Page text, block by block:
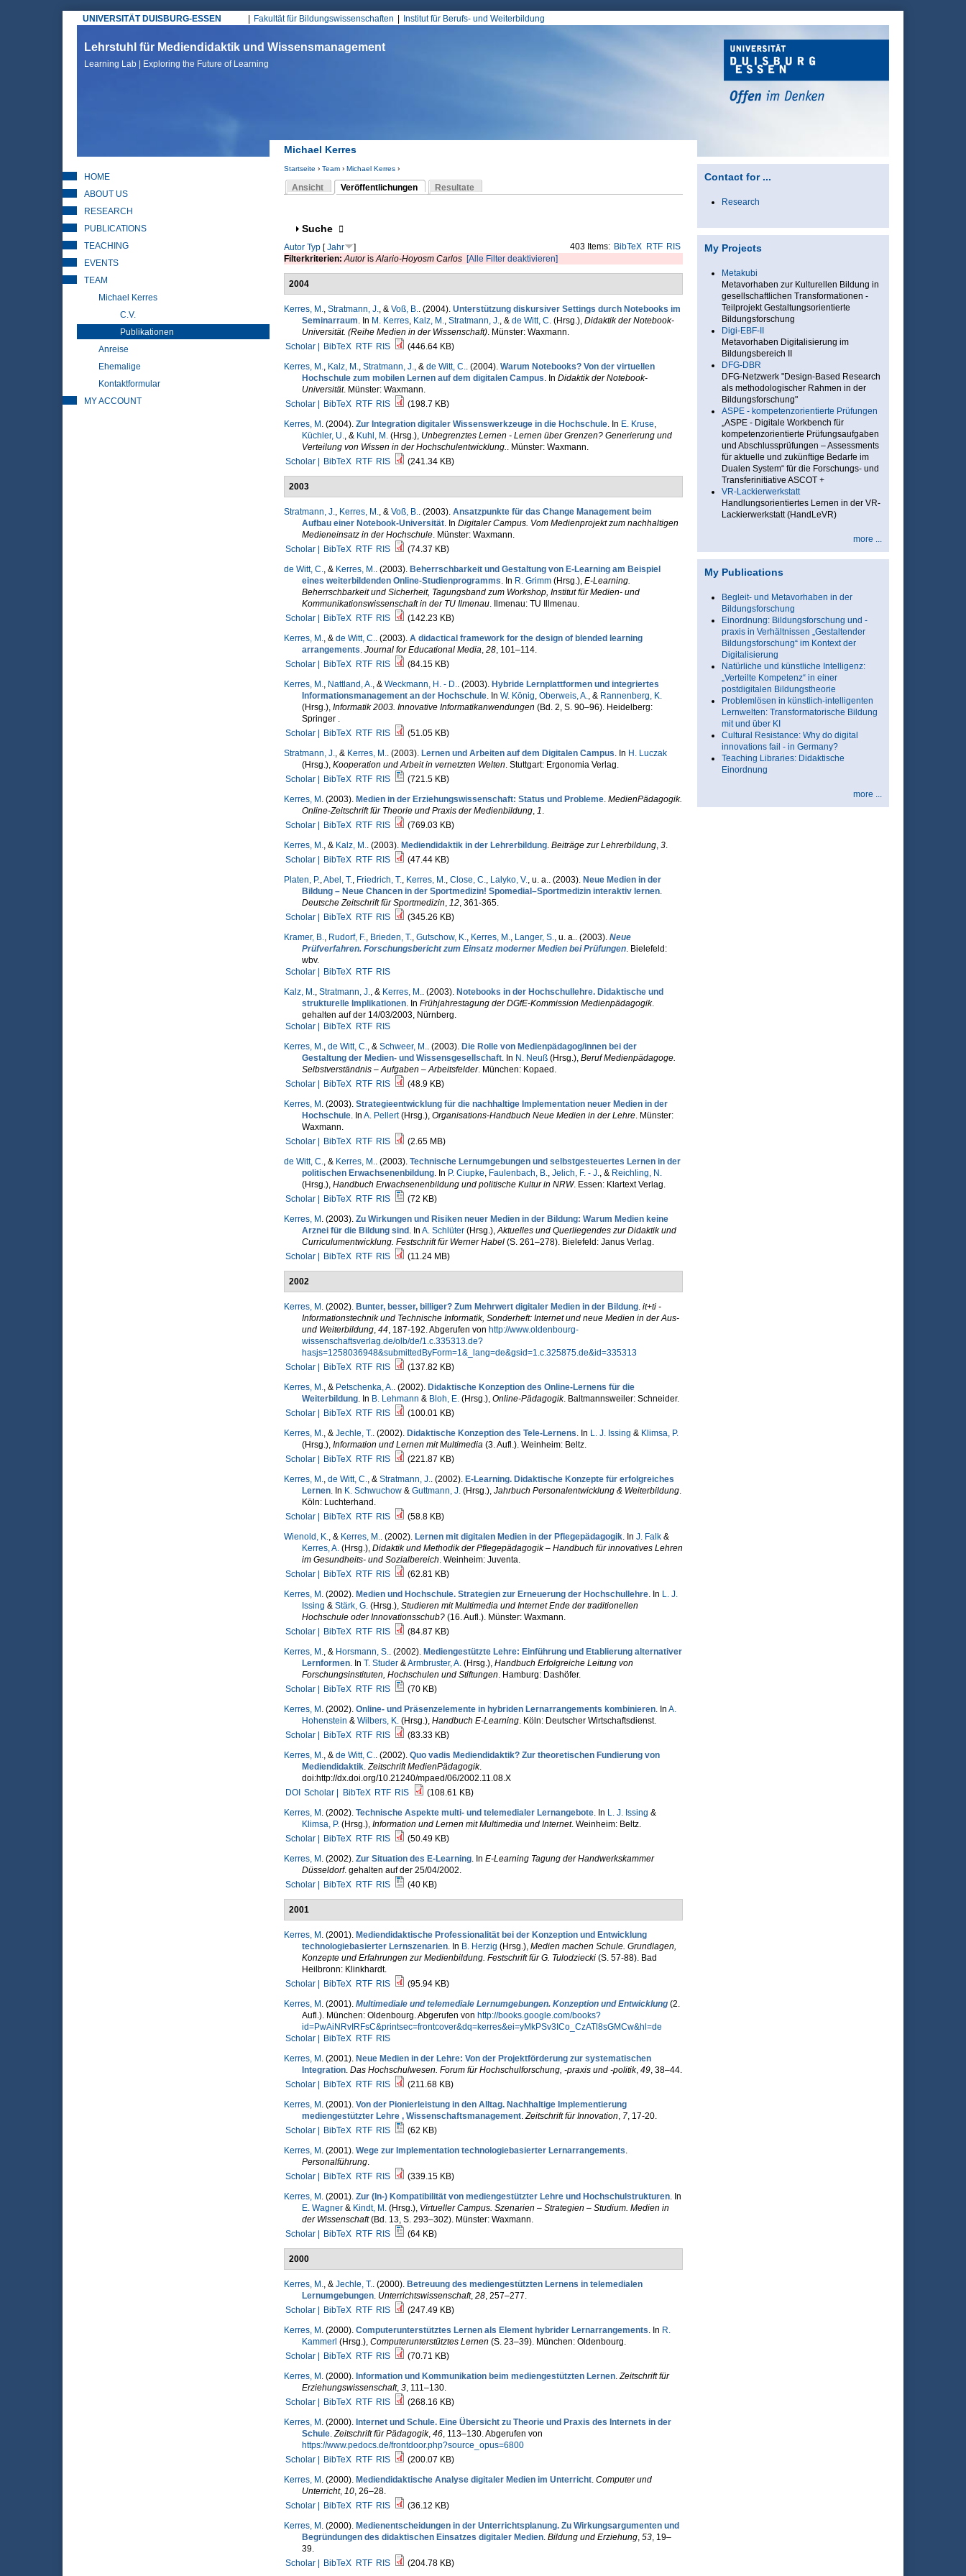
UNIVERSITÄT DUISBURG-ESSEN
Hauptmenü
Fakultät für Bildungswissenschaften Institut für Berufs- und Weiterbildung
Lehrstuhl für Mediendidaktik und Wissensmanagement
Learning Lab | Exploring the Future of Learning
Michael Kerres
Sie sind hier
Startseite › Team› Michael Kerres›
Ansicht
Veröffentlichungen
(aktiver Reiter)
Resultate
Anzeigen
Suche
403 Items: BibTeX RTF RIS
Autor Typ[Jahr
]
Filterkriterien:AutorisAlario-Hoyosm Carlos [Alle Filter deaktivieren]
2004
Kerres, M., Stratmann, J., & Voß, B.. (2004). Unterstützung diskursiver Settings durch Notebooks im
Seminarraum. In M. Kerres, Kalz, M., Stratmann, J., & de Witt, C.(Hrsg.), Didaktik der Notebook-
Universität. (Reihe Medien in der Wissenschaft). Münster: Waxmann.
Scholar |
BibTeX RTF RIS
(446.64 KB)
Kerres, M., Kalz, M., Stratmann, J., & de Witt, C.. (2004). Warum Notebooks? Von der virtuellen
Hochschule zum mobilen Lernen auf dem digitalen Campus. In Didaktik der Notebook-
Universität. Münster: Waxmann.
Scholar |
BibTeX RTF RIS
(198.7 KB)
Kerres, M . (2004). Zur Integration digitaler Wissenswerkzeuge in die Hochschule. In E. Kruse,
Küchler, U., & Kuhl, M.(Hrsg.), Unbegrenztes Lernen - Lernen über Grenzen? Generierung und
Verteilung von Wissen in der Hochschulentwicklung.. Münster: Waxmann.
Scholar |
BibTeX RTF RIS (241.34 KB)
2003
Stratmann, J., Kerres, M., & Voß, B.. (2003). Ansatzpunkte für das Change Management beim
Aufbau einer Notebook-Universität. In Digitaler Campus. Vom Medienprojekt zum nachhaltigen
Medieneinsatz in der Hochschule. Münster: Waxmann.
Scholar |
BibTeX RTF RIS
(74.37 KB)
de Witt, C., & Kerres, M.. (2003). Beherrschbarkeit und Gestaltung von E-Learning am Beispiel
eines weiterbildenden Online-Studienprogramms. In R. Grimm(Hrsg.), E-Learning.
Beherrschbarkeit und Sicherheit, Tagungsband zum Workshop, Institut für Medien- und
Kommunikationswissenschaft in der TU Ilmenau. Ilmenau: TU Illmenau.
Scholar |
BibTeX RTF RIS
(142.23 KB)
Kerres, M., & de Witt, C.. (2003). A didactical framework for the design of blended learning
arrangements. Journal for Educational Media, 28, 101–114.
Scholar |
BibTeX RTF RIS
(84.15 KB)
Kerres, M., Nattland, A., & Weckmann, H. - D.. (2003). Hybride Lernplattformen und integriertes
Informationsmanagement an der Hochschule. In W. König, Oberweis, A., & Rannenberg, K.
(Hrsg.), Informatik 2003. Innovative Informatikanwendungen (Bd. 2, S. 90–96). Heidelberg:
Springer .
Scholar |
BibTeX RTF RIS
(51.05 KB)
Stratmann, J., & Kerres, M.. (2003). Lernen und Arbeiten auf dem Digitalen Campus. In H. Luczak
(Hrsg.), Kooperation und Arbeit in vernetzten Welten. Stuttgart: Ergonomia Verlag.
Scholar |
BibTeX RTF RIS
(721.5 KB)
Kerres, M . (2003). Medien in der Erziehungswissenschaft: Status und Probleme. MedienPädagogik.
Online-Zeitschrift für Theorie und Praxis der Medienbildung, 1.
Scholar |
BibTeX RTF RIS
(769.03 KB)
Kerres, M., & Kalz, M.. (2003). Mediendidaktik in der Lehrerbildung. Beiträge zur Lehrerbildung, 3.
Scholar |
BibTeX RTF RIS
(47.44 KB)
Platen, P.,Abel, T., Friedrich, T., Kerres, M., Close, C., Lalyko, V., u. a.. (2003). Neue Medien in der
Bildung – Neue Chancen in der Sportmedizin! Spomedial–Sportmedizin interaktiv lernen.
Deutsche Zeitschrift für Sportmedizin, 12, 361-365.
Scholar |
BibTeX RTF RIS
(345.26 KB)
Kramer, B., Rudorf, F., Brieden, T., Gutschow, K., Kerres, M., Langer, S., u. a.. (2003). Neue
Prüfverfahren. Forschungsbericht zum Einsatz moderner Medien bei Prüfungen. Bielefeld:
wbv.
Scholar |
BibTeX RTF RIS
Kalz, M., Stratmann, J., & Kerres, M.. (2003). Notebooks in der Hochschullehre. Didaktische und
strukturelle Implikationen. In Frühjahrestagung der DGfE-Kommission Medienpädagogik.
gehalten auf der 14/03/2003, Nürnberg.
Scholar |
BibTeX RTF RIS
Kerres, M., de Witt, C., & Schweer, M.. (2003). Die Rolle von Medienpädagog/innen bei der
Gestaltung der Medien- und Wissensgesellschaft. In N. Neuß(Hrsg.), Beruf Medienpädagoge.
Selbstverständnis – Aufgaben – Arbeitsfelder. München: Kopaed.
Scholar |
BibTeX RTF RIS
(48.9 KB)
Kerres, M . (2003). Strategieentwicklung für die nachhaltige Implementation neuer Medien in der
Hochschule. In A. Pellert(Hrsg.), Organisations-Handbuch Neue Medien in der Lehre. Münster:
Waxmann.
Scholar |
BibTeX RTF RIS
(2.65 MB)
de Witt, C., & Kerres, M.. (2003). Technische Lernumgebungen und selbstgesteuertes Lernen in der
politischen Erwachsenenbildung. In P. Ciupke, Faulenbach, B., Jelich, F. - J., & Reichling, N.
(Hrsg.), Handbuch Erwachsenenbildung und politische Kultur in NRW. Essen: Klartext Verlag.
Scholar |
BibTeX RTF RIS
(72 KB)
Kerres, M . (2003). Zu Wirkungen und Risiken neuer Medien in der Bildung: Warum Medien keine
Arznei für die Bildung sind . In A. Schlüter(Hrsg.),Aktuelles und Querliegendes zur Didaktik und
Curriculumentwicklung. Festschrift für Werner Habel(S. 261–278). Bielefeld: Janus Verlag.
Scholar |
BibTeX RTF RIS (11.24 MB)
2002
Kerres, M . (2002). Bunter, besser, billiger? Zum Mehrwert digitaler Medien in der Bildung. it+ti -
Informationstechnik und Technische Informatik, Sonderheft: Internet und neue Medien in der Aus-
und Weiterbildung, 44, 187-192. Abgerufen von http://www.oldenbourg-
wissenschaftsverlag.de/olb/de/1.c.335313.de?
hasjs=1258036948&submittedByForm=1&_lang=de&gsid=1.c.325875.de&id=335313
Scholar |
BibTeX RTF RIS
(137.82 KB)
Kerres, M., & Petschenka, A.. (2002). Didaktische Konzeption des Online-Lernens für die
Weiterbildung. In B. Lehmann & Bloh, E.(Hrsg.), Online-Pädagogik. Baltmannsweiler: Schneider.
Scholar |
BibTeX RTF RIS
(100.01 KB)
Kerres, M., & Jechle, T.. (2002). Didaktische Konzeption des Tele-Lernens. In L. J. Issing & Klimsa, P.
(Hrsg.), Information und Lernen mit Multimedia(3. Aufl.). Weinheim: Beltz.
Scholar |
BibTeX RTF RIS
(221.87 KB)
Kerres, M., de Witt, C., & Stratmann, J.. (2002). E-Learning. Didaktische Konzepte für erfolgreiches
Lernen. In K. Schwuchow& Guttmann, J.(Hrsg.), Jahrbuch Personalentwicklung & Weiterbildung.
Köln: Luchterhand.
Scholar |
BibTeX RTF RIS
(58.8 KB)
Wienold, K., & Kerres, M.. (2002). Lernen mit digitalen Medien in der Pflegepädagogik. In J. Falk&
Kerres, A.(Hrsg.), Didaktik und Methodik der Pflegepädagogik – Handbuch für innovatives Lehren
im Gesundheits- und Sozialbereich. Weinheim: Juventa.
Scholar |
BibTeX RTF RIS
(62.81 KB)
Kerres, M . (2002). Medien und Hochschule. Strategien zur Erneuerung der Hochschullehre. In L. J.
Issing & Stärk, G.(Hrsg.), Studieren mit Multimedia und Internet Ende der traditionellen
Hochschule oder Innovationsschub?(16. Aufl.). Münster: Waxmann.
Scholar |
BibTeX RTF RIS
(84.87 KB)
Kerres, M., & Horsmann, S.. (2002). Mediengestützte Lehre: Einführung und Etablierung alternativer
Lernformen. In T. Studer&Armbruster, A.(Hrsg.), Handbuch Erfolgreiche Leitung von
Forschungsinstituten, Hochschulen und Stiftungen. Hamburg: Dashöfer.
Scholar |
BibTeX RTF RIS
(70 KB)
Kerres, M . (2002). Online- und Präsenzelemente in hybriden Lernarrangements kombinieren. In A.
Hohenstein & Wilbers, K.(Hrsg.), Handbuch E-Learning. Köln: Deutscher Wirtschaftsdienst.
Scholar |
BibTeX RTF RIS
(83.33 KB)
Kerres, M., & de Witt, C.. (2002). Quo vadis Mediendidaktik? Zur theoretischen Fundierung von
Mediendidaktik.Zeitschrift MedienPädagogik.
doi:http://dx.doi.org/10.21240/mpaed/06/2002.11.08.X
DOI Scholar | BibTeX RTF RIS
(108.61 KB)
Kerres, M . (2002). Technische Aspekte multi- und telemedialer Lernangebote. In L. J. Issing &
Klimsa, P.(Hrsg.), Information und Lernen mit Multimedia und Internet. Weinheim: Beltz.
Scholar |
BibTeX RTF RIS
(50.49 KB)
Kerres, M . (2002). Zur Situation des E-Learning. In E-Learning Tagung der Handwerkskammer
Düsseldorf. gehalten auf der 25/04/2002.
Scholar |
BibTeX RTF RIS (40 KB)
2001
Kerres, M . (2001). Mediendidaktische Professionalität bei der Konzeption und Entwicklung
technologiebasierter Lernszenarien. In B. Herzig (Hrsg.), Medien machen Schule. Grundlagen,
Konzepte und Erfahrungen zur Medienbildung. Festschrift für G. Tulodziecki(S. 57-88). Bad
Heilbronn: Klinkhardt.
Scholar |
BibTeX RTF RIS
(95.94 KB)
Kerres, M . (2001). Multimediale und telemediale Lernumgebungen. Konzeption und Entwicklung(2.
Aufl.). München: Oldenbourg. Abgerufen von http://books.google.com/books?
id=PwAiNRvIRFsC&printsec=frontcover&dq=kerres&ei=yMkPSv3ICo_CzATl8sGMCw&hl=de
Scholar |
BibTeX RTF RIS
Kerres, M . (2001). Neue Medien in der Lehre: Von der Projektförderung zur systematischen
Integration. Das Hochschulwesen. Forum für Hochschulforschung, -praxis und -politik, 49, 38–44.
Scholar |
BibTeX RTF RIS
(211.68 KB)
Kerres, M . (2001). Von der Pionierleistung in den Alltag. Nachhaltige Implementierung
mediengestützter Lehre , Wissenschaftsmanagement.Zeitschrift für Innovation, 7, 17-20.
Scholar |
BibTeX RTF RIS
(62 KB)
Kerres, M . (2001). Wege zur Implementation technologiebasierter Lernarrangements.
Personalführung.
Scholar |
BibTeX RTF RIS
(339.15 KB)
Kerres, M . (2001). Zur (In-) Kompatibilität von mediengestützter Lehre und Hochschulstrukturen. In
E. Wagner& Kindt, M.(Hrsg.), Virtueller Campus. Szenarien – Strategien – Studium. Medien in
der Wissenschaft(Bd. 13, S. 293–302). Münster: Waxmann.
Scholar |
BibTeX RTF RIS (64 KB)
2000
Kerres, M., & Jechle, T.. (2000). Betreuung des mediengestützten Lernens in telemedialen
Lernumgebungen. Unterrichtswissenschaft, 28, 257–277.
Scholar |
BibTeX RTF RIS
(247.49 KB)
Kerres, M . (2000). Computerunterstütztes Lernen als Element hybrider Lernarrangements. In R.
Kammerl (Hrsg.), Computerunterstütztes Lernen (S. 23–39). München: Oldenbourg.
Scholar |
BibTeX RTF RIS
(70.71 KB)
Kerres, M . (2000). Information und Kommunikation beim mediengestützten Lernen.Zeitschrift für
Erziehungswissenschaft, 3, 111–130.
Scholar |
BibTeX RTF RIS
(268.16 KB)
Kerres, M . (2000). Internet und Schule. Eine Übersicht zu Theorie und Praxis des Internets in der
Schule.Zeitschrift für Pädagogik, 46, 113–130. Abgerufen von
https://www.pedocs.de/frontdoor.php?source_opus=6800
Scholar |
BibTeX RTF RIS
(200.07 KB)
Kerres, M . (2000). Mediendidaktische Analyse digitaler Medien im Unterricht. Computer und
Unterricht, 10, 26–28.
Scholar |
BibTeX RTF RIS
(36.12 KB)
Kerres, M . (2000). Medienentscheidungen in der Unterrichtsplanung. Zu Wirkungsargumenten und
Begründungen des didaktischen Einsatzes digitaler Medien. Bildung und Erziehung, 53, 19–
39.
Scholar |
BibTeX RTF RIS (204.78 KB)
HOME
ABOUT US
RESEARCH
PUBLICATIONS
TEACHING
EVENTS
TEAM
Michael Kerres
C.V.
Publikationen
Anreise
Ehemalige
Kontaktformular
MY ACCOUNT
Contact for ...
Research
My Projects
Metakubi
Metavorhaben zur Kulturellen Bildung in
gesellschaftlichen Transformationen -
Teilprojekt Gestaltungsorientierte
Bildungsforschung
Digi-EBF-II
Metavorhaben Digitalisierung im
Bildungsbereich II
DFG-DBR
DFG-Netzwerk "Design-Based Research
als methodologischer Rahmen in der
Bildungsforschung"
ASPE - kompetenzorientierte Prüfungen
„ASPE - Digitale Workbench für
kompetenzorientierte Prüfungsaufgaben
und Abschlussprüfungen – Assessments
für aktuelle und zukünftige Bedarfe im
Dualen System“ für die Forschungs- und
Transferinitiative ASCOT +
VR-Lackierwerkstatt
Handlungsorientiertes Lernen in der VR-
Lackierwerkstatt (HandLeVR)
more ...
My Publications
Begleit- und Metavorhaben in der
Bildungsforschung
Einordnung: Bildungsforschung und -
praxis in Verhältnissen „Gestaltender
Bildungsforschung“ im Kontext der
Digitalisierung
Natürliche und künstliche Intelligenz:
„Verteilte Kompetenz“ in einer
postdigitalen Bildungstheorie
Problemlösen in künstlich-intelligenten
Lernwelten: Transformatorische Bildung
mit und über KI
Cultural Resistance: Why do digital
innovations fail - in Germany?
Teaching Libraries: Didaktische
Einordnung
more ...